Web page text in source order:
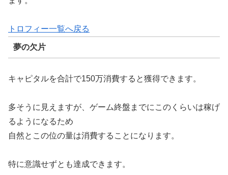
トロフィー一覧へ戻る
夢の欠片
キャピタルを合計で150万消費すると獲得できます。
多そうに見えますが、ゲーム終盤までにこのくらいは稼げ
るようになるため
自然とこの位の量は消費することになります。
特に意識せずとも達成できます。